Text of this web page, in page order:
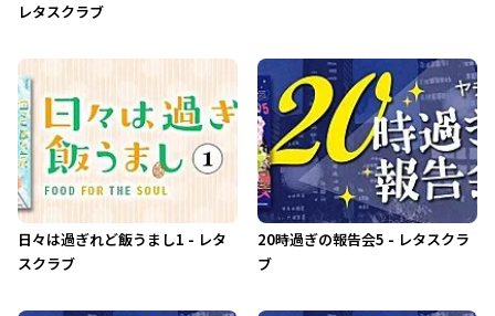
レタスクラブ
日々は過ぎれど飯うまし1 - レタ
スクラブ
20時過ぎの報告会5 - レタスクラ
ブ